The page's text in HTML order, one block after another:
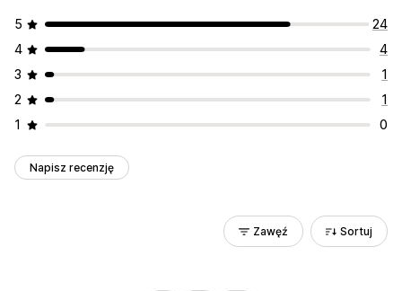
5
24
4
4
3
1
2
1
1
0
Napisz recenzję
Zawęź Sortuj